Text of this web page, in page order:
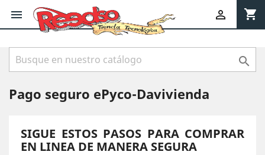
 shopping_cart


Pago seguro ePyco-Davivienda
SIGUE ESTOS PASOS PARA COMPRAR
EN LINEA DE MANERA SEGURA